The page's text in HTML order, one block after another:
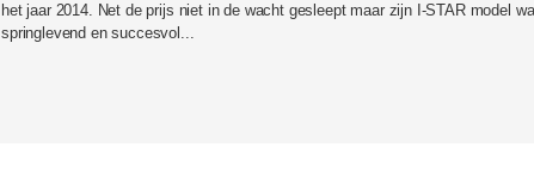
het jaar 2014. Net de prijs niet in de wacht gesleept maar zijn I-STAR model
springlevend en succesvol...